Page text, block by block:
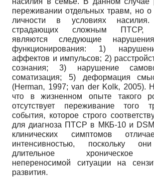
переживании отдельных травм, но
личности в условиях
страдающих сложным ПТСР,
являются следующие
функционирования: 1)
аффектов и импульсов; 2)
сознания; 3) нарушение
соматизация; 5) деформация
(Herman, 1997; van der Kolk, 2005).
что в жизненном опыте такого
отсутствует переживание того
события, которое строго
для диагноза ПТСР в МКБ-10 и
клинических симптомов
интенсивностью, поскольку
длительное хроническое
непереносимой ситуации на
развития.